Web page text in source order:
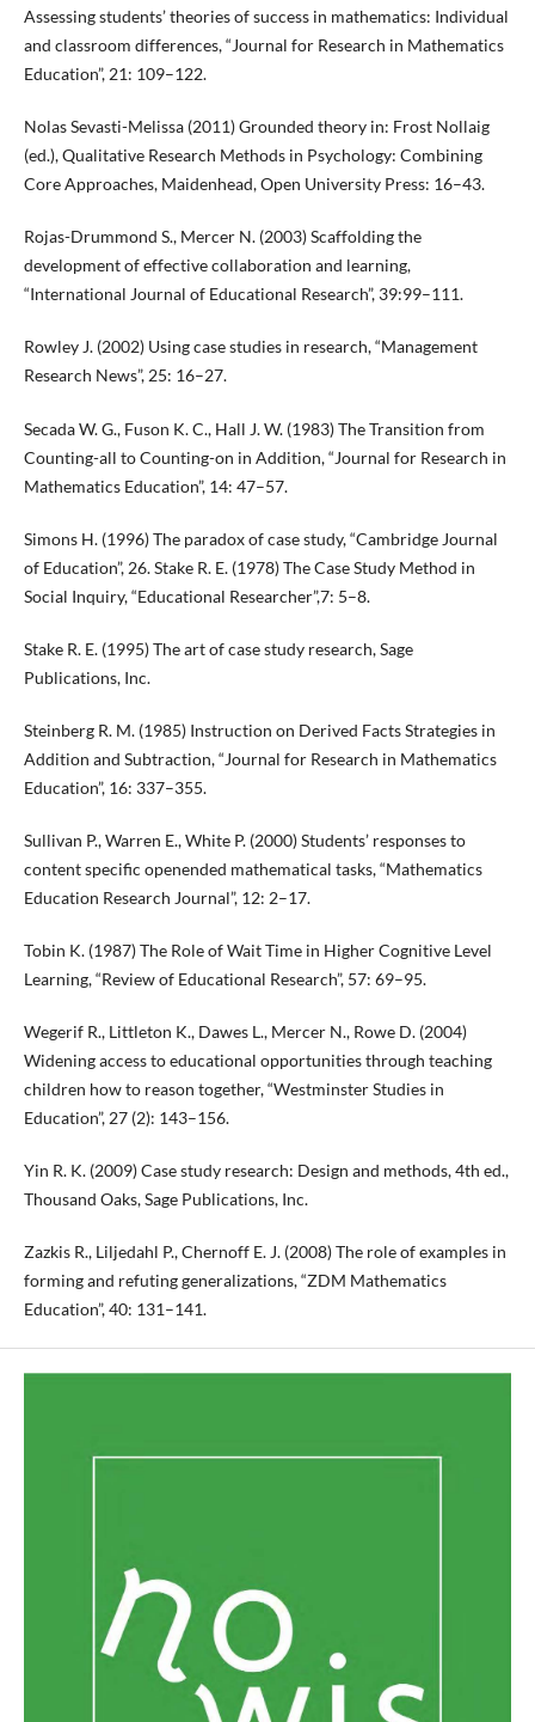
Assessing students’ theories of success in mathematics: Individual
and classroom differences, “Journal for Research in Mathematics
Education”, 21: 109–122.
Nolas Sevasti-Melissa (2011) Grounded theory in: Frost Nollaig
(ed.), Qualitative Research Methods in Psychology: Combining
Core Approaches, Maidenhead, Open University Press: 16–43.
Rojas-Drummond S., Mercer N. (2003) Scaffolding the
development of effective collaboration and learning,
“International Journal of Educational Research”, 39:99–111.
Rowley J. (2002) Using case studies in research, “Management
Research News”, 25: 16–27.
Secada W. G., Fuson K. C., Hall J. W. (1983) The Transition from
Counting-all to Counting-on in Addition, “Journal for Research in
Mathematics Education”, 14: 47–57.
Simons H. (1996) The paradox of case study, “Cambridge Journal
of Education”, 26. Stake R. E. (1978) The Case Study Method in
Social Inquiry, “Educational Researcher”,7: 5–8.
Stake R. E. (1995) The art of case study research, Sage
Publications, Inc.
Steinberg R. M. (1985) Instruction on Derived Facts Strategies in
Addition and Subtraction, “Journal for Research in Mathematics
Education”, 16: 337–355.
Sullivan P., Warren E., White P. (2000) Students’ responses to
content specific openended mathematical tasks, “Mathematics
Education Research Journal”, 12: 2–17.
Tobin K. (1987) The Role of Wait Time in Higher Cognitive Level
Learning, “Review of Educational Research”, 57: 69–95.
Wegerif R., Littleton K., Dawes L., Mercer N., Rowe D. (2004)
Widening access to educational opportunities through teaching
children how to reason together, “Westminster Studies in
Education”, 27 (2): 143–156.
Yin R. K. (2009) Case study research: Design and methods, 4th ed.,
Thousand Oaks, Sage Publications, Inc.
Zazkis R., Liljedahl P., Chernoff E. J. (2008) The role of examples in
forming and refuting generalizations, “ZDM Mathematics
Education”, 40: 131–141.